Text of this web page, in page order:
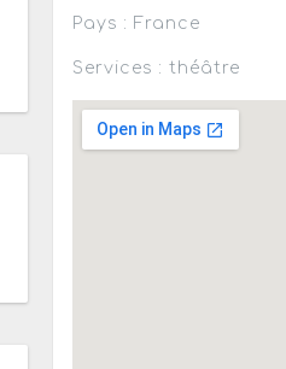
Pays : France
Services : théâtre